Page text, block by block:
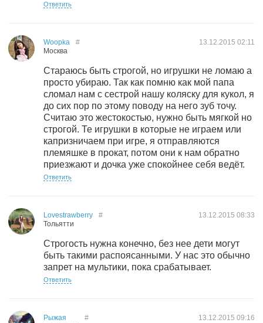
Ответить
Woopka
Москва
13.12.2015 02:11
#
Стараюсь быть строгой, но игрушки не ломаю а
просто убираю. Так как помню как мой папа
сломал нам с сестрой нашу коляску для кукол, я
до сих пор по этому поводу на него зуб точу.
Считаю это жестокостью, нужно быть мягкой но
строгой. Те игрушки в которые не играем или
капризничаем при игре, я отправляются
племяшке в прокат, потом они к нам обратно
приезжают и дочка уже спокойнее себя ведёт.
Ответить
Lovestrawberry
Тольятти
13.12.2015 08:33
#
Строгость нужна конечно, без нее дети могут
быть такими распоясанными. У нас это обычно
запрет на мультики, пока срабатывает.
Ответить
Рыжая
13.12.2015 09:16
#